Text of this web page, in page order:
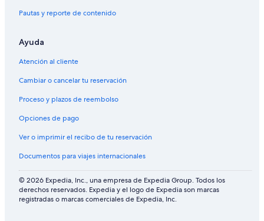
Pautas y reporte de contenido
Ayuda
Atención al cliente
Cambiar o cancelar tu reservación
Proceso y plazos de reembolso
Opciones de pago
Ver o imprimir el recibo de tu reservación
Documentos para viajes internacionales
© 2026 Expedia, Inc., una empresa de Expedia Group. Todos los
derechos reservados. Expedia y el logo de Expedia son marcas
registradas o marcas comerciales de Expedia, Inc.